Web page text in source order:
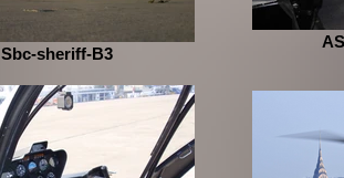
Sbc-sheriff-B3